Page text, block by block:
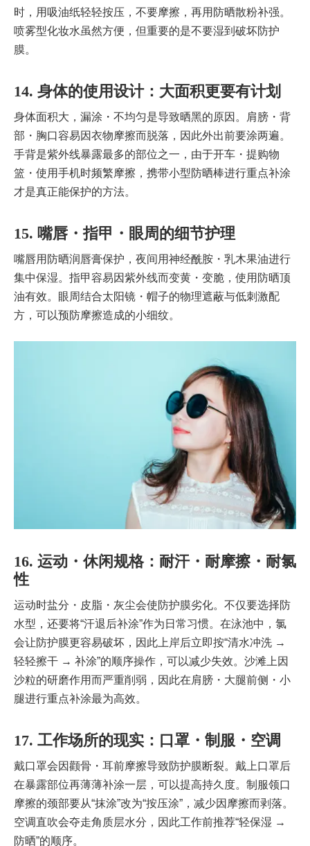
时，用吸油纸轻轻按压，不要摩擦，再用防晒散粉补强。
喷雾型化妆水虽然方便，但重要的是不要湿到破坏防护
膜。
14. 身体的使用设计：大面积更要有计划
身体面积大，漏涂・不均匀是导致晒黑的原因。肩膀・背
部・胸口容易因衣物摩擦而脱落，因此外出前要涂两遍。
手背是紫外线暴露最多的部位之一，由于开车・提购物
篮・使用手机时频繁摩擦，携带小型防晒棒进行重点补涂
才是真正能保护的方法。
15. 嘴唇・指甲・眼周的细节护理
嘴唇用防晒润唇膏保护，夜间用神经酰胺・乳木果油进行
集中保湿。指甲容易因紫外线而变黄・变脆，使用防晒顶
油有效。眼周结合太阳镜・帽子的物理遮蔽与低刺激配
方，可以预防摩擦造成的小细纹。
16. 运动・休闲规格：耐汗・耐摩擦・耐氯
性
运动时盐分・皮脂・灰尘会使防护膜劣化。不仅要选择防
水型，还要将“汗退后补涂”作为日常习惯。在泳池中，氯
会让防护膜更容易破坏，因此上岸后立即按“清水冲洗 →
轻轻擦干 → 补涂”的顺序操作，可以减少失效。沙滩上因
沙粒的研磨作用而严重削弱，因此在肩膀・大腿前侧・小
腿进行重点补涂最为高效。
17. 工作场所的现实：口罩・制服・空调
戴口罩会因颧骨・耳前摩擦导致防护膜断裂。戴上口罩后
在暴露部位再薄薄补涂一层，可以提高持久度。制服领口
摩擦的颈部要从“抹涂”改为“按压涂”，减少因摩擦而剥落。
空调直吹会夺走角质层水分，因此工作前推荐“轻保湿 →
防晒”的顺序。